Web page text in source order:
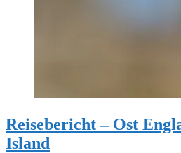
Reisebericht – Ost
Island